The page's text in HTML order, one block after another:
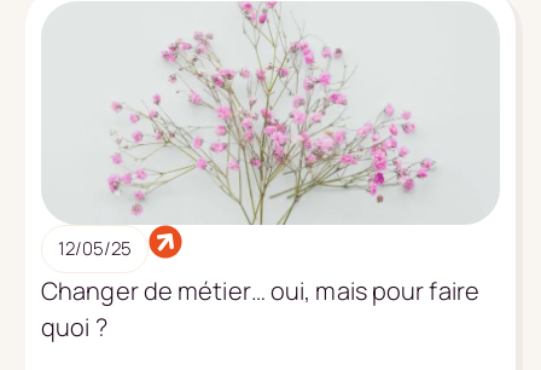
12/05/25
Changer de métier… oui, mais pour faire
quoi ?